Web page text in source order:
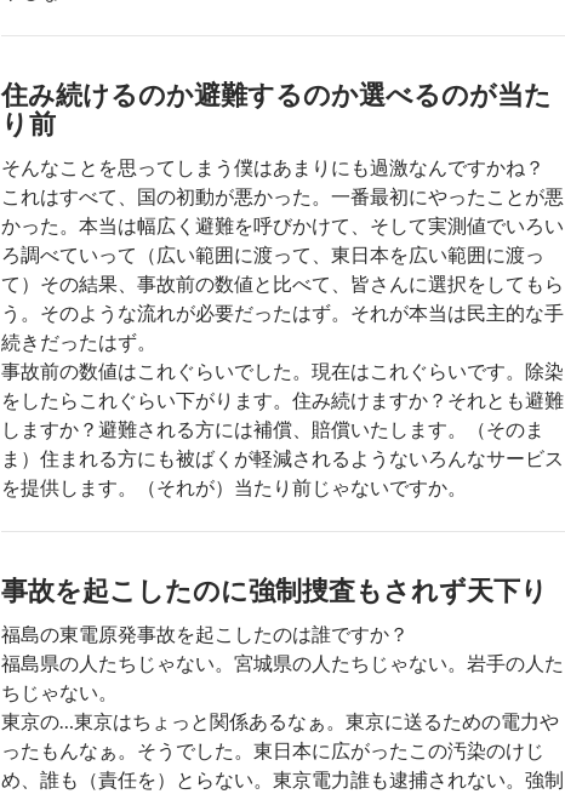
住み続けるのか避難するのか選べるのが当た
り前
そんなことを思ってしまう僕はあまりにも過激なんですかね？
これはすべて、国の初動が悪かった。一番最初にやったことが悪
かった。本当は幅広く避難を呼びかけて、そして実測値でいろい
ろ調べていって（広い範囲に渡って、東日本を広い範囲に渡っ
て）その結果、事故前の数値と比べて、皆さんに選択をしてもら
う。そのような流れが必要だったはず。それが本当は民主的な手
続きだったはず。
事故前の数値はこれぐらいでした。現在はこれぐらいです。除染
をしたらこれぐらい下がります。住み続けますか？それとも避難
しますか？避難される方には補償、賠償いたします。（そのま
ま）住まれる方にも被ばくが軽減されるようないろんなサービス
を提供します。（それが）当たり前じゃないですか。
事故を起こしたのに強制捜査もされず天下り
福島の東電原発事故を起こしたのは誰ですか？
福島県の人たちじゃない。宮城県の人たちじゃない。岩手の人た
ちじゃない。
東京の…東京はちょっと関係あるなぁ。東京に送るための電力や
ったもんなぁ。そうでした。東日本に広がったこの汚染のけじ
め、誰も（責任を）とらない。東京電力誰も逮捕されない。強制